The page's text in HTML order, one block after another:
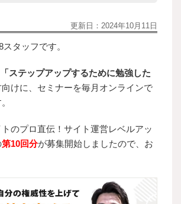
更新日： 2024年10月11日
タッフです。
「ステップアップするために勉強した
向けに、セミナーを毎月オンラインで
トのプロ直伝！サイト運営レベルアッ
第10回分が募集開始しましたので、お